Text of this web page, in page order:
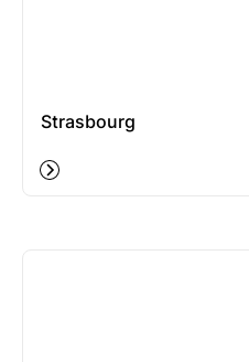
Strasbourg